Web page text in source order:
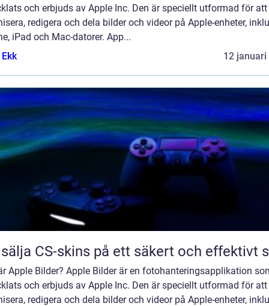
och erbjuds av Apple Inc. Den är speciellt utformad för att
redigera och dela bilder och videor på Apple-enheter,
iPad och Mac-datorer. App...
12 januari
CS-skins på ett säkert och effektivt
Apple Bilder? Apple Bilder är en fotohanteringsapplikation
och erbjuds av Apple Inc. Den är speciellt utformad för att
redigera och dela bilder och videor på Apple-enheter,